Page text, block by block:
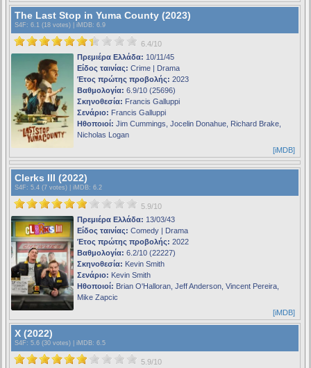
The Last Stop in Yuma County (2023)
S4F : 6.1 (18 votes) | iMDB: 6.9
6.4/10
Πρεμιέρα Ελλάδα: 10/11/45
Είδος ταινίας: Crime | Drama
Έτος πρώτης προβολής: 2023
Βαθμολογία: 6.9/10 (25696)
Σκηνοθεσία: Francis Galluppi
Σενάριο: Francis Galluppi
Ηθοποιοί: Jim Cummings, Jocelin Donahue, Richard Brake,
Nicholas Logan
[iMDB]
Clerks III (2022)
S4F : 5.4 (7 votes) | iMDB: 6.2
5.9/10
Πρεμιέρα Ελλάδα: 13/03/43
Είδος ταινίας: Comedy | Drama
Έτος πρώτης προβολής: 2022
Βαθμολογία: 6.2/10 (22227)
Σκηνοθεσία: Kevin Smith
Σενάριο: Kevin Smith
Ηθοποιοί: Brian O'Halloran, Jeff Anderson, Vincent Pereira,
Mike Zapcic
[iMDB]
X (2022)
S4F : 5.6 (30 votes) | iMDB: 6.5
5.9/10